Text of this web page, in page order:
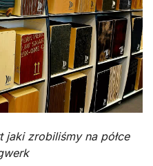
jaki zrobiliśmy na półce